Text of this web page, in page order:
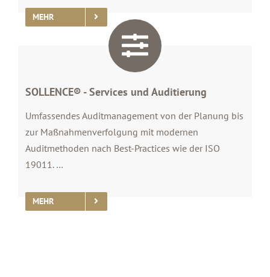
MEHR
SOLLENCE® - Services und Auditierung
Umfassendes Auditmanagement von der Planung bis
zur Maßnahmenverfolgung mit modernen
Auditmethoden nach Best-Practices wie der ISO
19011. …
MEHR